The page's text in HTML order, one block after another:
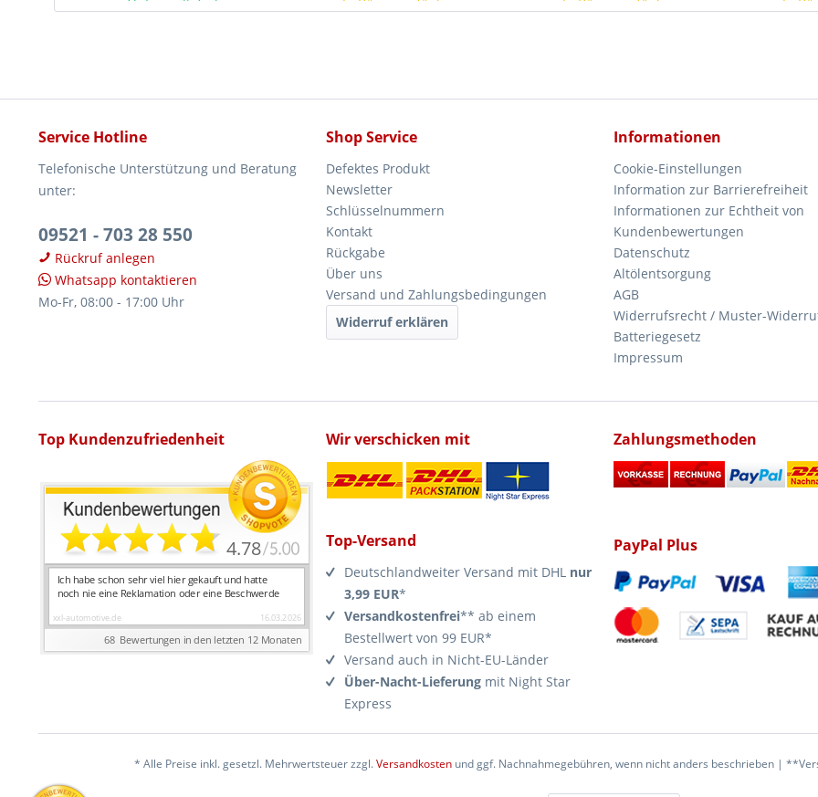
Ab Lager lieferbar
In Kürze verfügbar
In Kürze verfügbar
In
Service Hotline
Telefonische Unterstützung und Beratung
unter:
09521 - 703 28 550
Rückruf anlegen
Whatsapp kontaktieren
Mo-Fr, 08:00 - 17:00 Uhr
Shop Service
Defektes Produkt
Newsletter
Schlüsselnummern
Kontakt
Rückgabe
Über uns
Versand und Zahlungsbedingungen
Widerruf erklären
Informationen
Cookie-Einstellungen
Information zur Barrierefreiheit
Informationen zur Echtheit von
Kundenbewertungen
Datenschutz
Altölentsorgung
AGB
Widerrufsrecht / Muster-
Batteriegesetz
Impressum
Top Kundenzufriedenheit Wir verschicken mit
Top-Versand
Deutschlandweiter Versand mit DHL nur
3,99 EUR*
Versandkostenfrei** ab einem
Bestellwert von 99 EUR*
Versand auch in Nicht-EU-Länder
Über-Nacht-Lieferung mit Night Star
Express
Zahlungsmethoden
PayPal Plus
* Alle Preise inkl. gesetzl. Mehrwertsteuer zzgl.Versandkosten und ggf. Nachnahmegebühren, wenn nicht anders beschrieben |